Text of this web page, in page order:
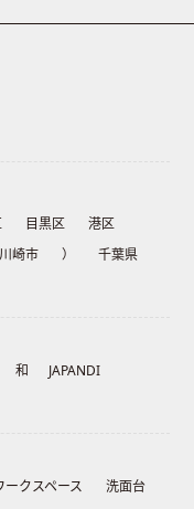
目黒区
港区
川崎市 ）
千葉県
和
JAPANDI
ークスペース
洗面台